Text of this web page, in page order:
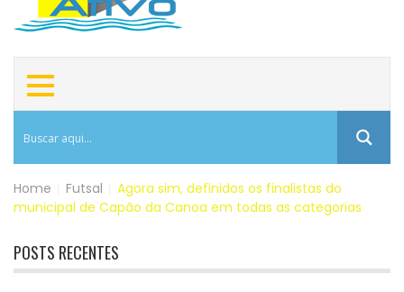
Home Futsal
Agora sim, definidos os finalistas do
municipal de Capão da Canoa em todas as categorias
POSTS RECENTES